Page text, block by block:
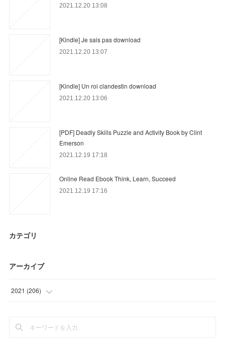
2021.12.20 13:08
[Kindle] Je sais pas download
2021.12.20 13:07
[Kindle] Un roi clandestin download
2021.12.20 13:06
[PDF] Deadly Skills Puzzle and Activity Book by Clint
Emerson
2021.12.19 17:18
Online Read Ebook Think, Learn, Succeed
2021.12.19 17:16
カテゴリ
アーカイブ
2021 (206)
(